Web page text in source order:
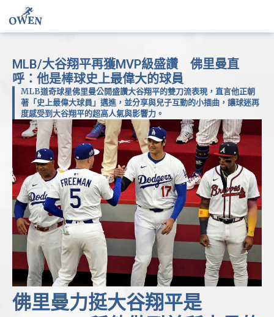
MLB/大谷翔平再獲MVP級盛讚 佛里曼直
呼：他是棒球史上最偉大的球員
MLB道奇球星佛里曼公開盛讚大谷翔平的雙刀流表現，直言他正朝
著「史上最偉大球員」邁進，並分享與兒子互動的小插曲，讓球迷再
度感受到大谷翔平的超高人氣與影響力。
佛里曼力挺大谷翔平是